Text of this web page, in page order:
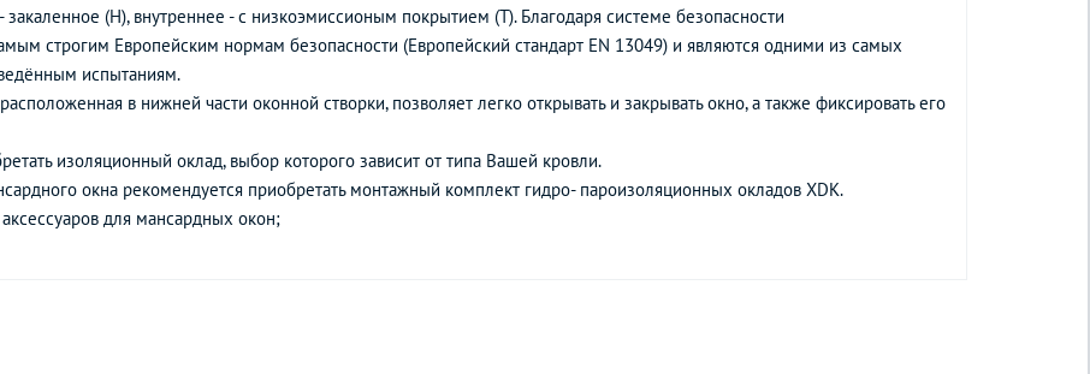
(Н), внутреннее - с низкоэмиссионым покрытием (Т). Благодаря системе безопасности
строгим Европейским нормам безопасности (Европейский стандарт EN 13049) и являются одними из самых
испытаниям.
в нижней части оконной створки, позволяет легко открывать и закрывать окно, а также фиксировать его
изоляционный оклад, выбор которого зависит от типа Вашей кровли.
окна рекомендуется приобретать монтажный комплект гидро- пароизоляционных окладов XDK.
для мансардных окон;